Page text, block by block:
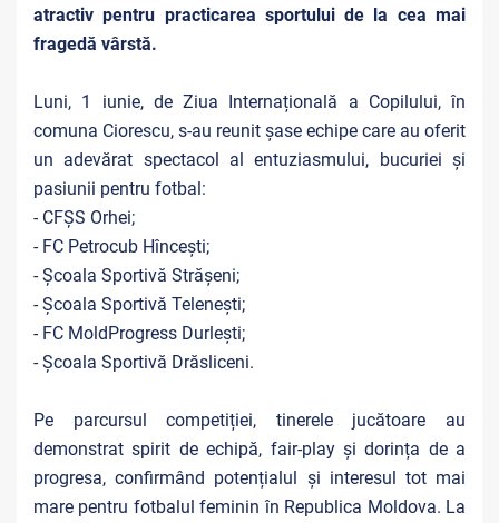
atractiv pentru practicarea sportului de la cea mai
fragedă vârstă.
Luni, 1 iunie, de Ziua Internațională a Copilului, în
comuna Ciorescu, s-au reunit șase echipe care au oferit
un adevărat spectacol al entuziasmului, bucuriei și
pasiunii pentru fotbal:
- CFȘS Orhei;
- FC Petrocub Hîncești;
- Școala Sportivă Strășeni;
- Școala Sportivă Telenești;
- FC MoldProgress Durlești;
- Școala Sportivă Drăsliceni.
Pe parcursul competiției, tinerele jucătoare au
demonstrat spirit de echipă, fair-play și dorința de a
progresa, confirmând potențialul și interesul tot mai
mare pentru fotbalul feminin în Republica Moldova. La